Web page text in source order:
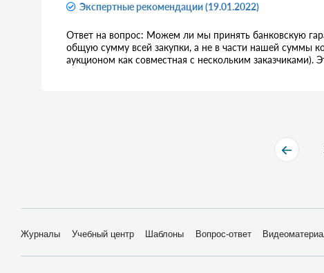
Экспертные рекомендации (19.01.2022)
Ответ на вопрос: Можем ли мы принять банковскую
общую сумму всей закупки, а не в части нашей суммы
аукционом как совместная с нескольким
Журналы Учебный центр Шаблоны Вопрос-ответ